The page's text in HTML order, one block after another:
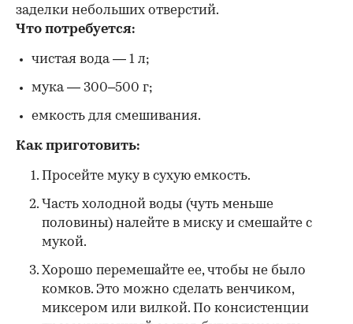
заделки небольших отверстий.
Что потребуется:
чистая вода — 1 л;
мука — 300–500 г;
емкость для смешивания.
Как приготовить:
Просейте муку в сухую емкость.
Часть холодной воды (чуть меньше
половины) налейте в миску и смешайте с
мукой.
Хорошо перемешайте ее, чтобы не было
комков. Это можно сделать венчиком,
миксером или вилкой. По консистенции